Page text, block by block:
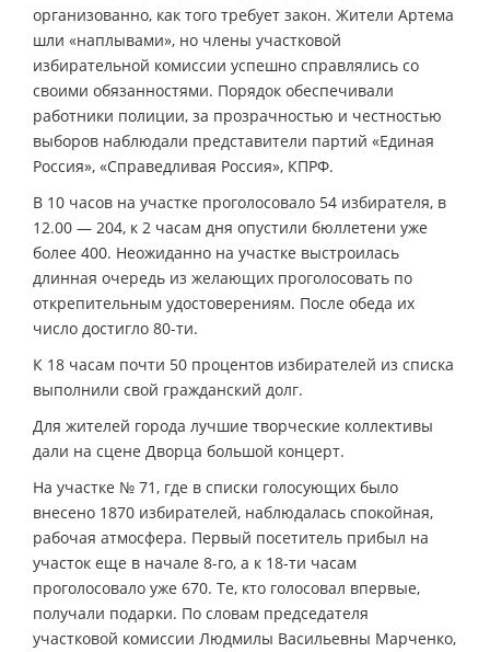
организованно, как того требует закон. Жители Артема
шли «наплывами», но члены участковой
избирательной комиссии успешно справлялись со
своими обязанностями. Порядок обеспечивали
работники полиции, за прозрачностью и честностью
выборов наблюдали представители партий «Единая
Россия», «Справедливая Россия», КПРФ.
В 10 часов на участке проголосовало 54 избирателя, в
12.00 — 204, к 2 часам дня опустили бюллетени уже
более 400. Неожиданно на участке выстроилась
длинная очередь из желающих проголосовать по
открепительным удостоверениям. После обеда их
число достигло 80-ти.
К 18 часам почти 50 процентов избирателей из списка
выполнили свой гражданский долг.
Для жителей города лучшие творческие коллективы
дали на сцене Дворца большой концерт.
На участке № 71, где в списки голосующих было
внесено 1870 избирателей, наблюдалась спокойная,
рабочая атмосфера. Первый посетитель прибыл на
участок еще в начале 8-го, а к 18-ти часам
проголосовало уже 670. Те, кто голосовал впервые,
получали подарки. По словам председателя
участковой комиссии Людмилы Васильевны Марченко,